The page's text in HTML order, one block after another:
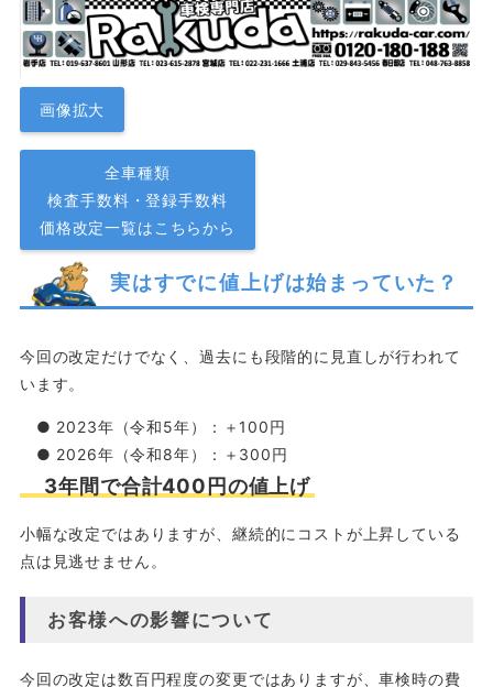
画像拡大
全車種類
検査手数料・登録手数料
価格改定一覧はこちらから
実はすでに値上げは始まっていた？
今回の改定だけでなく、過去にも段階的に見直しが行われて
います。
● 2023年（令和5年）：＋100円
● 2026年（令和8年）：＋300円
3年間で合計400円の値上げ
小幅な改定ではありますが、継続的にコストが上昇している
点は見逃せません。
お客様への影響について
今回の改定は数百円程度の変更ではありますが、車検時の費